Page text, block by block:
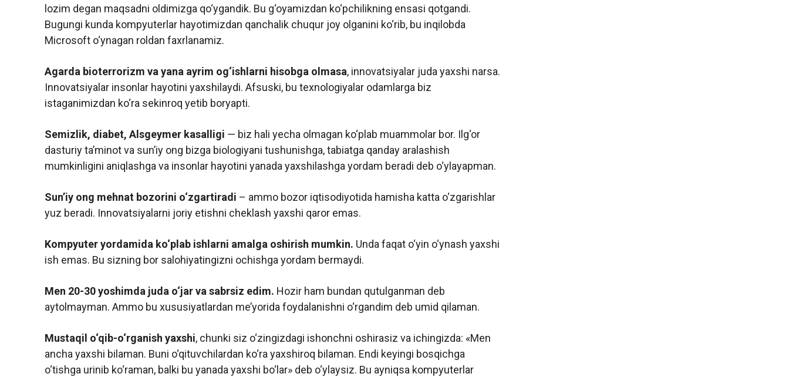
lozim degan maqsadni oldimizga qo‘ygandik. Bu g‘oyamizdan ko‘pchilikning ensasi qotgandi.
Bugungi kunda kompyuterlar hayotimizdan qanchalik chuqur joy olganini ko‘rib, bu inqilobda
Microsoft o‘ynagan roldan faxrlanamiz.
Agarda bioterrorizm va yana ayrim og‘ishlarni hisobga olmasa, innovatsiyalar juda yaxshi narsa.
Innovatsiyalar insonlar hayotini yaxshilaydi. Afsuski, bu texnologiyalar odamlarga biz
istaganimizdan ko‘ra sekinroq yetib boryapti.
Semizlik, diabet, Alsgeymer kasalligi — biz hali yecha olmagan ko‘plab muammolar bor. Ilg‘or
dasturiy ta’minot va sun’iy ong bizga biologiyani tushunishga, tabiatga qanday aralashish
mumkinligini aniqlashga va insonlar hayotini yanada yaxshilashga yordam beradi deb o‘ylayapman.
Sun’iy ong mehnat bozorini o‘zgartiradi – ammo bozor iqtisodiyotida hamisha katta o‘zgarishlar
yuz beradi. Innovatsiyalarni joriy etishni cheklash yaxshi qaror emas.
Kompyuter yordamida ko‘plab ishlarni amalga oshirish mumkin. Unda faqat o‘yin o‘ynash yaxshi
ish emas. Bu sizning bor salohiyatingizni ochishga yordam bermaydi.
Men 20-30 yoshimda juda o‘jar va sabrsiz edim. Hozir ham bundan qutulganman deb
aytolmayman. Ammo bu xususiyatlardan me’yorida foydalanishni o‘rgandim deb umid qilaman.
Mustaqil o‘qib-o‘rganish yaxshi, chunki siz o‘zingizdagi ishonchni oshirasiz va ichingizda: «Men
ancha yaxshi bilaman. Buni o‘qituvchilardan ko‘ra yaxshiroq bilaman. Endi keyingi bosqichga
o‘tishga urinib ko‘raman, balki bu yanada yaxshi bo‘lar» deb o‘ylaysiz. Bu ayniqsa kompyuterlar